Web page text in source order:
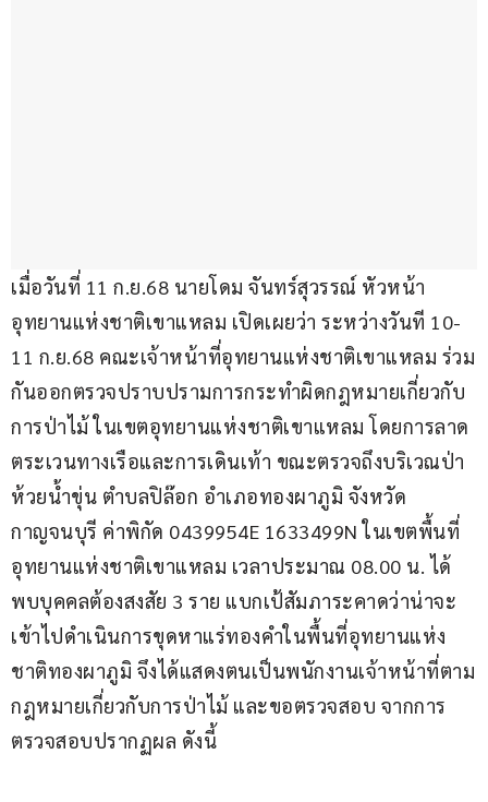
เมื่อวันที่ 11 ก.ย.68 นายโดม จันทร์สุวรรณ์ หัวหน้า
อุทยานแห่งชาติเขาแหลม เปิดเผยว่า ระหว่างวันที 10-
11 ก.ย.68 คณะเจ้าหน้าที่อุทยานแห่งชาติเขาแหลม ร่วม
กันออกตรวจปราบปรามการกระทำผิดกฎหมายเกี่ยวกับ
การป่าไม้ ในเขตอุทยานแห่งชาติเขาแหลม โดยการลาด
ตระเวนทางเรือและการเดินเท้า ขณะตรวจถึงบริเวณป่า
ห้วยน้ำขุ่น ตำบลปิล๊อก อำเภอทองผาภูมิ จังหวัด
กาญจนบุรี ค่าพิกัด 0439954E 1633499N ในเขตพื้นที่
อุทยานแห่งชาติเขาแหลม เวลาประมาณ 08.00 น. ได้
พบบุคคลต้องสงสัย 3 ราย แบกเป้สัมภาระคาดว่าน่าจะ
เข้าไปดำเนินการขุดหาแร่ทองคำในพื้นที่อุทยานแห่ง
ชาติทองผาภูมิ จึงได้แสดงตนเป็นพนักงานเจ้าหน้าที่ตาม
กฎหมายเกี่ยวกับการป่าไม้ และขอตรวจสอบ จากการ
ตรวจสอบปรากฏผล ดังนี้